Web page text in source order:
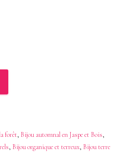
forêt, Bijou automnal en Jaspe et Bois,
, Bijou organique et terreux, Bijou terre